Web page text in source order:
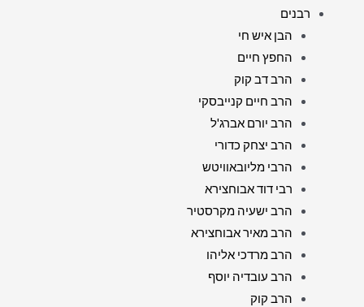
רבנים
הבן איש חי
החפץ חיים
הרב דב קוק
הרב חיים קנייבסקי
הרב יורם אברג'ל
הרב יצחק כדורי
הרבי מליובאוויטש
רבי דוד אבוחצירא
הרב ישעיה מקרסטיר
הרב מאיר אבוחצירא
הרב מרדכי אליהו
הרב עובדיה יוסף
הרב קוק